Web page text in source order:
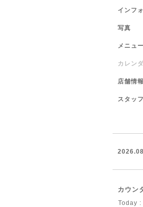
インフ
写真
メニュー
カレン
店舗情報
スタッ
カウン
Today :